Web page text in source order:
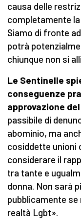
causa delle
completamente
Siamo di fronte
potrà
chiunque non si
Le Sentinelle
conseguenze
approvazione del
passibile di
abominio, ma
cosiddette unioni
considerare il
tra tante e
donna. Non sarà
pubblicamente se
realtà Lgbt».